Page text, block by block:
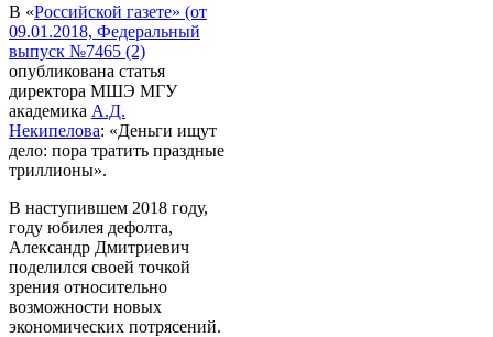
В «Российской газете» (от
09.01.2018, Федеральный
выпуск №7465 (2)
опубликована статья
директора МШЭ МГУ
академика А.Д.
Некипелова: «Деньги ищут
дело: пора тратить праздные
триллионы».
В наступившем 2018 году,
году юбилея дефолта,
Александр Дмитриевич
поделился своей точкой
зрения относительно
возможности новых
экономических потрясений.